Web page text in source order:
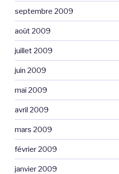
septembre 2009
août 2009
juillet 2009
juin 2009
mai 2009
avril 2009
mars 2009
février 2009
janvier 2009